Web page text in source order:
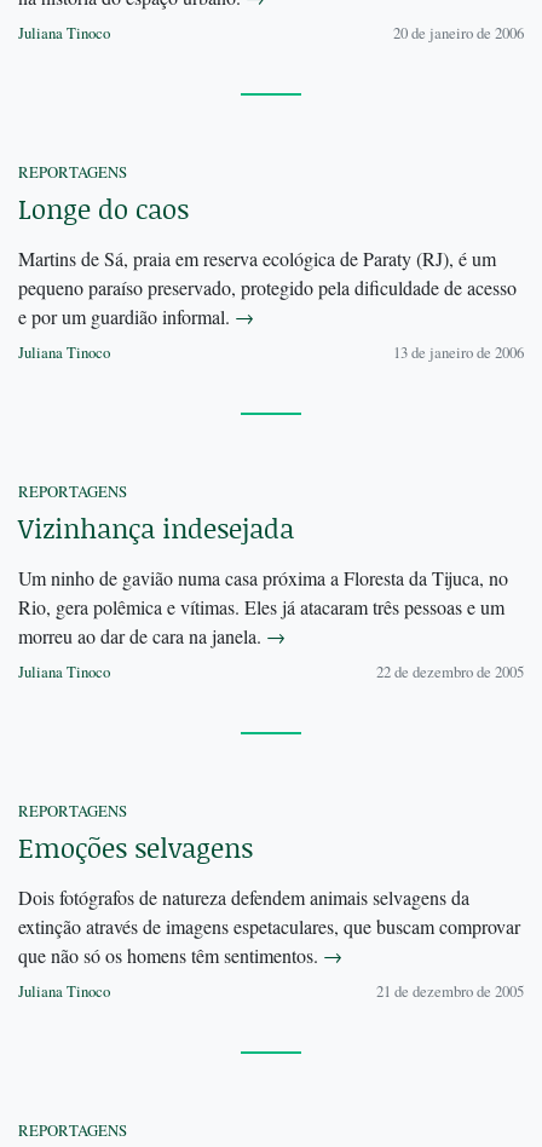
Juliana Tinoco 20 de janeiro de 2006
REPORTAGENS
Longe do caos
Martins de Sá, praia em reserva ecológica de Paraty (RJ), é um
pequeno paraíso preservado, protegido pela dificuldade de acesso
e por um guardião informal. →
Juliana Tinoco 13 de janeiro de 2006
REPORTAGENS
Vizinhança indesejada
Um ninho de gavião numa casa próxima a Floresta da Tijuca, no
Rio, gera polêmica e vítimas. Eles já atacaram três pessoas e um
morreu ao dar de cara na janela. →
Juliana Tinoco 22 de dezembro de 2005
REPORTAGENS
Emoções selvagens
Dois fotógrafos de natureza defendem animais selvagens da
extinção através de imagens espetaculares, que buscam comprovar
que não só os homens têm sentimentos. →
Juliana Tinoco 21 de dezembro de 2005
REPORTAGENS